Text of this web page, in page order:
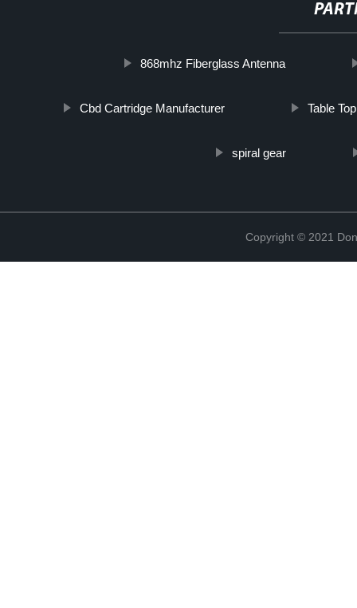
868mhz Fiberglass Antenna
Cbd Cartridge Manufacturer Table
spiral gear
Copyright © 2021